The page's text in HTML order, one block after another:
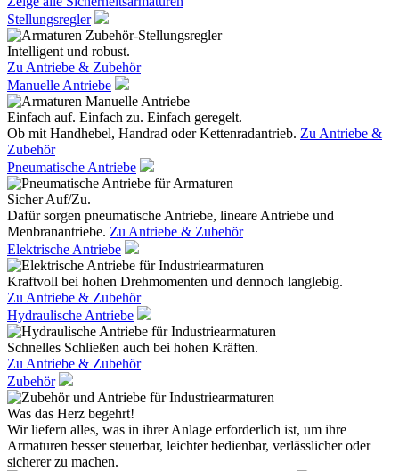
Stellungsregler
Intelligent und robust.
Zu Antriebe & Zubehör
Manuelle Antriebe
Einfach auf. Einfach zu. Einfach geregelt.
Ob mit Handhebel, Handrad oder Kettenradantrieb. Zu Antriebe &
Zubehör
Pneumatische Antriebe
Sicher Auf/Zu.
Dafür sorgen pneumatische Antriebe, lineare Antriebe und
Menbranantriebe. Zu Antriebe & Zubehör
Elektrische Antriebe
Kraftvoll bei hohen Drehmomenten und dennoch langlebig.
Zu Antriebe & Zubehör
Hydraulische Antriebe
Schnelles Schließen auch bei hohen Kräften.
Zu Antriebe & Zubehör
Zubehör
Was das Herz begehrt!
Wir liefern alles, was in ihrer Anlage erforderlich ist, um ihre
Armaturen besser steuerbar, leichter bedienbar, verlässlicher oder
sicherer zu machen.